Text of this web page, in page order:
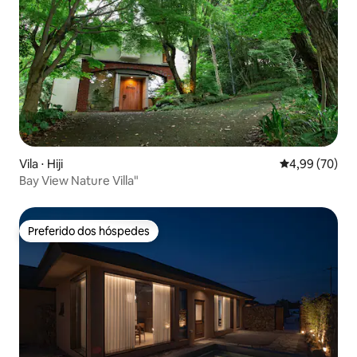
Vila ⋅ Hiji 4,99 de uma
4,99 (70)
Bay View Nature Villa"
Preferido dos hóspedes
Preferido dos hóspedes